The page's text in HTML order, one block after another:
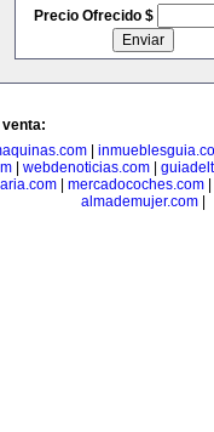
Precio Ofrecido $
|
webdenoticias.com
mercadocoches.com
almademujer.com|